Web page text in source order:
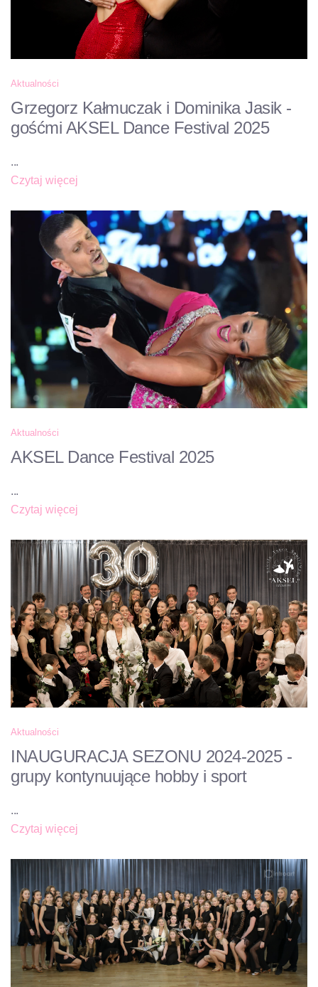
Grzegorz Kałmuczak i Dominika Jasik -
gośćmi AKSEL Dance Festival 2025
Aktualności
...
Czytaj więcej
AKSEL Dance Festival 2025
Aktualności
...
Czytaj więcej
INAUGURACJA SEZONU 2024-2025 -
grupy kontynuujące hobby i sport
Aktualności
...
Czytaj więcej